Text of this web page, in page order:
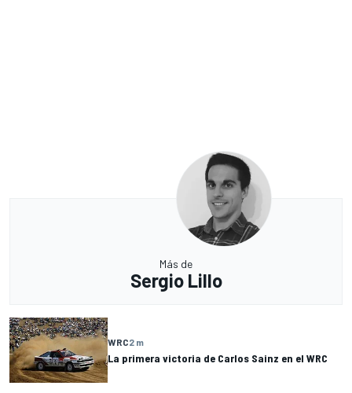
Más de
Sergio Lillo
WRC2 m
La primera victoria de Carlos Sainz en el WRC